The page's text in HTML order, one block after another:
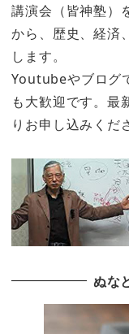
講演会（皆神塾）
から、歴史、経済
します。
Youtubeやブログ
も大歓迎です。最
りお申し込みくだ
ぬな